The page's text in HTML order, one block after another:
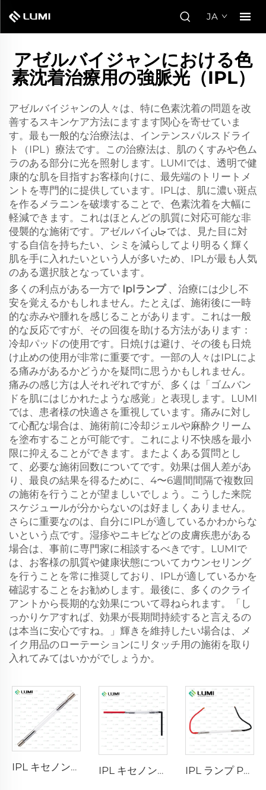
JA
アゼルバイジャンにおける色
素沈着治療用の強脈光（IPL）
アゼルバイジャンの人々は、特に色素沈着の問題を改
善するスキンケア方法にますます関心を寄せていま
す。最も一般的な治療法は、インテンスパルスドライ
ト（IPL）療法です。この治療法は、肌のくすみや色ム
ラのある部分に光を照射します。LUMIでは、透明で健
康的な肌を目指すお客様向けに、最先端のトリートメ
ントを専門的に提供しています。IPLは、肌に濃い斑点
を作るメラニンを破壊することで、色素沈着を大幅に
軽減できます。これはほとんどの肌質に対応可能な非
侵襲的な施術です。アゼルバイجانでは、見た目に対
する自信を持ちたい、シミを減らしてより明るく輝く
肌を手に入れたいという人が多いため、IPLが最も人気
のある選択肢となっています。
多くの利点がある一方で Iplランプ 、治療には少し不
安を覚えるかもしれません。たとえば、施術後に一時
的な赤みや腫れを感じることがあります。これは一般
的な反応ですが、その回復を助ける方法があります：
冷却パッドの使用です。日焼けは避け、その後も日焼
け止めの使用が非常に重要です。一部の人々はIPLによ
る痛みがあるかどうかを疑問に思うかもしれません。
痛みの感じ方は人それぞれですが、多くは「ゴムバン
ドを肌にはじかれたような感覚」と表現します。LUMI
では、患者様の快適さを重視しています。痛みに対し
て心配な場合は、施術前に冷却ジェルや麻酔クリーム
を塗布することが可能です。これにより不快感を最小
限に抑えることができます。またよくある質問とし
て、必要な施術回数についてです。効果は個人差があ
り、最良の結果を得るために、4〜6週間間隔で複数回
の施術を行うことが望ましいでしょう。こうした来院
スケジュールが分からないのは好ましくありません。
さらに重要なのは、自分にIPLが適しているかわからな
いという点です。湿疹やニキビなどの皮膚疾患がある
場合は、事前に専門家に相談するべきです。LUMIで
は、お客様の肌質や健康状態についてカウンセリング
を行うことを常に推奨しており、IPLが適しているかを
確認することをお勧めします。最後に、多くのクライ
アントから長期的な効果について尋ねられます。「し
っかりケアすれば、効果が長期間持続すると言えるの
は本当に安心ですね。」輝きを維持したい場合は、メ
イク用品のローテーションにリタッチ用の施術を取り
入れてみてはいかがでしょうか。
IPL キセノンランプ P1640 – 7×47×110 mm IPL キセノンランプ P1541 – 9×45×100 mm IPL ランプ P2021-7×65×130 mm